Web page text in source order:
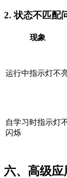
2. 状态不匹配
现象
运行中指示灯不
自学习时指示灯
闪烁
六、高级